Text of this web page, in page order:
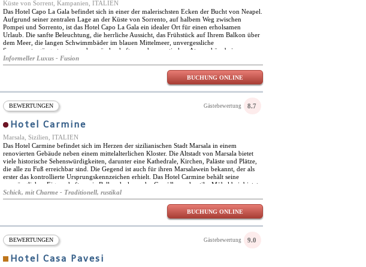
Küste von Sorrent, Kampanien, ITALIEN
Das Hotel Capo La Gala befindet sich in einer der malerischsten Ecken der Bucht von Neapel.
Aufgrund seiner zentralen Lage an der Küste von Sorrento, auf halbem Weg zwischen
Pompei und Sorrento, ist das Hotel Capo La Gala ein idealer Ort für einen erholsamen
Urlaub. Die sanfte Beleuchtung, die herrliche Aussicht, das Frühstück auf Ihrem Balkon über
dem Meer, die langen Schwimmbäder im blauen Mittelmeer, unvergessliche
Sonnenuntergänge tragen zu der märchenhaften und romantischen Atmosphäre bei.
Informeller Luxus - Fusion
BUCHUNG ONLINE
BEWERTUNGEN Gästebewertung 8.7
Hotel Carmine
Marsala, Sizilien, ITALIEN
Das Hotel Carmine befindet sich im Herzen der sizilianischen Stadt Marsala in einem
renovierten Gebäude neben einem mittelalterlichen Kloster. Die Altstadt von Marsala bietet
viele historische Sehenswürdigkeiten, darunter eine Kathedrale, Kirchen, Paläste und Plätze,
die alle zu Fuß erreichbar sind. Die Gegend ist auch für ihren Marsalawein bekannt, der als
erster das kontrollierte Ursprungskennzeichen erhielt. Das Hotel Carmine behält seine
ursprünglichen Eigenschaften wie Balkendecken oder Gewölbe und antike Möbel bei, bietet
jedoch auch modernen Komfort. Die Hotelzimmer sind traditionell eingerichtet und bieten
eine Reihe von Annehmlichkeiten, darunter Klimaanlage, WLAN, Flachbildfernseher,
Minibars und Safes. Die Zimmer verfügen über einen Balkon mit Aussicht. Die Junior Suite
verfügt über eine eigene Terrasse und einen Whirlpool. Dieses kleine Luxushotel garantiert
seinen Gästen einen entspannenden Aufenthalt. Es bietet einen ruhigen Innenhof und einen
Frühstück, das Sie in Ihrem Zimmer genießen können. Das hotel carmine bietet auch
Einrichtungen für Gäste mit Behinderungen und kann im voll ausgestatteten
Konferenzzentrum Bankette sowie Geschäftstreffen abhalten.
Schick, mit Charme - Traditionell, rustikal
BUCHUNG ONLINE
BEWERTUNGEN Gästebewertung 9.0
Hotel Casa Pavesi